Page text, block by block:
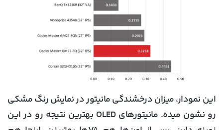
این نمودار، میزان درخشندگی مانیتور در نمایش رنگ مشکی
رو نشون میده. مانیتورهای OLED بهترین نتیجه رو در این